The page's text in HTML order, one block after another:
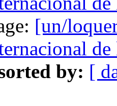
[un/
de
by: [